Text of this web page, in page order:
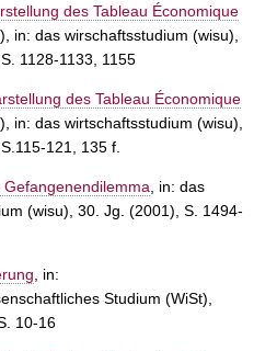
des Tableau Économique
in: das wirschaftsstudium (wisu),
1128-1133, 1155
des Tableau Économique
in: das wirtschaftsstudium (wisu),
121, 135 f.
, in: das
(wisu), 30. Jg. (2001), S. 1494-
, in:
Studium (WiSt),
10-16